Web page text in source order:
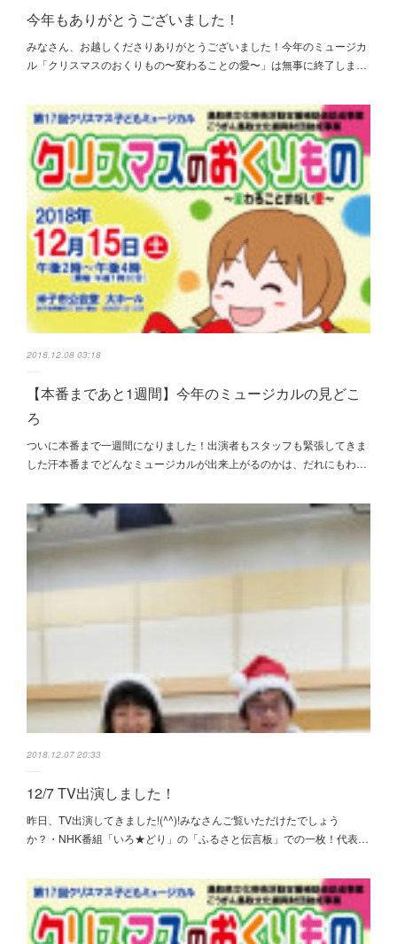
今年もありがとうございました！
みなさん、お越しくださりありがとうございました！今年のミュージカ
ル「クリスマスのおくりもの〜変わることの愛〜」は無事に終了しま…
2018.12.08 03:18
【本番まであと1週間】今年のミュージカルの見どこ
ろ
ついに本番まで一週間になりました！出演者もスタッフも緊張してきま
した汗本番までどんなミュージカルが出来上がるのかは、だれにもわ…
2018.12.07 20:33
12/7 TV出演しました！
昨日、TV出演してきました!(^^)!みなさんご覧いただけたでしょう
か？・NHK番組「いろ★どり」の「ふるさと伝言板」での一枚！代表…